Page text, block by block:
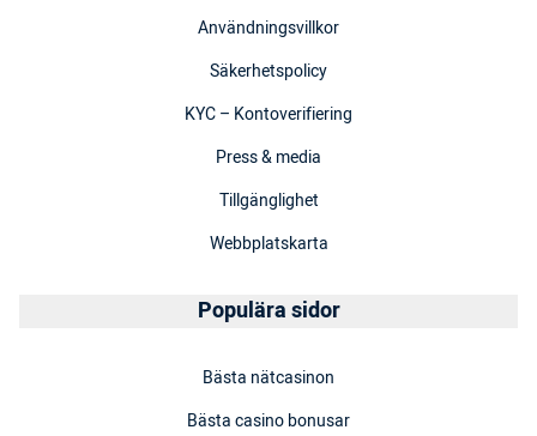
Användningsvillkor
Säkerhetspolicy
KYC – Kontoverifiering
Press & media
Tillgänglighet
Webbplatskarta
Populära sidor
Bästa nätcasinon
Bästa casino bonusar